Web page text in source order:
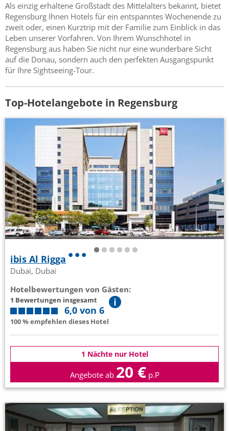
Als einzig erhaltene Großstadt des Mittelalters bekannt, bietet
Regensburg Ihnen Hotels für ein entspanntes Wochenende zu
zweit oder, einen Kurztrip mit der Familie zum Einblick in das
Leben unserer Vorfahren. Von Ihrem Wunschhotel in
Regensburg aus haben Sie nicht nur eine wunderbare Sicht
auf die Donau, sondern auch den perfekten Ausgangspunkt
für Ihre Sightseeing-Tour.
Top-Hotelangebote in Regensburg
ibis Al Rigga
Dubai, Dubai
Hotelbewertungen von Gästen:
1 Bewertungen insgesamt
6,0 von 6
100 % empfehlen dieses Hotel
1 Nächte nur Hotel
Angebote ab 20 € p.P